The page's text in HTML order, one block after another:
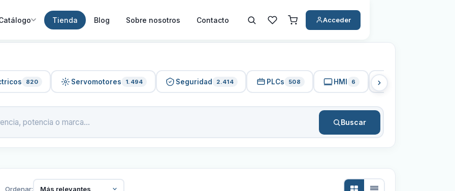
Tienda Blog Sobre nosotros Contacto Acceder
820 Servomotores 1.494 Seguridad 2.414 PLCs 508 HMI 6
Buscar
Ordenar: Más relevantes